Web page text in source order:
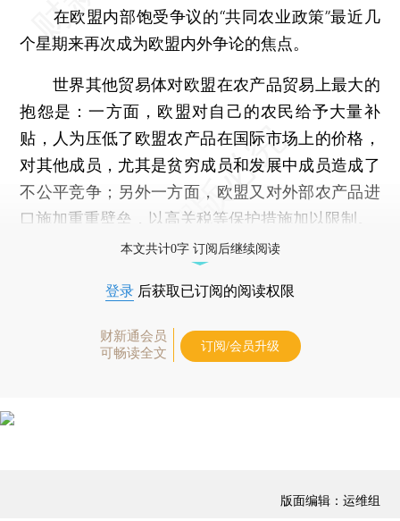
在欧盟内部饱受争议的“共同农业政策”最近几
个星期来再次成为欧盟内外争论的焦点。
世界其他贸易体对欧盟在农产品贸易上最大的
抱怨是：一方面，欧盟对自己的农民给予大量补
贴，人为压低了欧盟农产品在国际市场上的价格，
对其他成员，尤其是贫穷成员和发展中成员造成了
不公平竞争；另外一方面，欧盟又对外部农产品进
口施加重重壁垒，以高关税等保护措施加以限制。
本文共计0字 订阅后继续阅读
登录 后获取已订阅的阅读权限
财新通会员
可畅读全文
订阅/会员升级
版面编辑：运维组